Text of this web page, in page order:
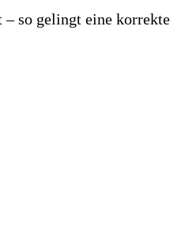
so gelingt eine korrekte